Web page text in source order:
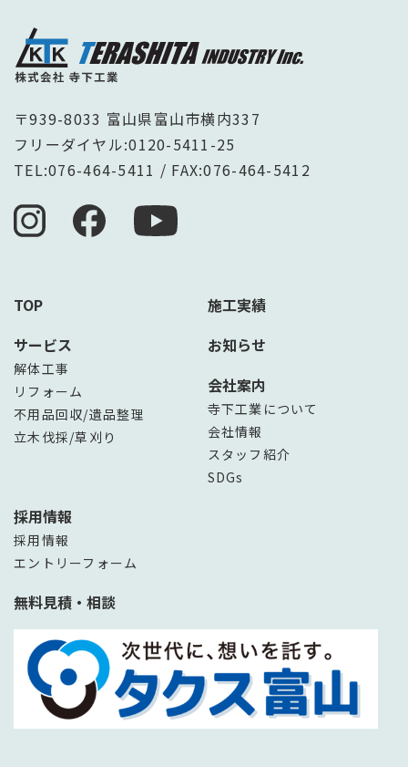
〒939-8033 富山県富山市横内337
フリーダイヤル:0120-5411-25
TEL:076-464-5411 / FAX:076-464-5412
TOP
サービス
解体工事
リフォーム
不用品回収/遺品整理
立木伐採/草刈り
施工実績
お知らせ
会社案内
寺下工業について
会社情報
スタッフ紹介
SDGs
採用情報
採用情報
エントリーフォーム
無料見積・相談